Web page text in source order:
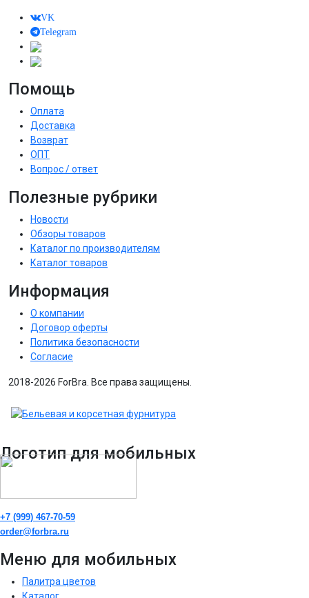
VK
Telegram
Помощь
Оплата
Доставка
Возврат
ОПТ
Вопрос / ответ
Полезные рубрики
Новости
Обзоры товаров
Каталог по производителям
Каталог товаров
Информация
О компании
Договор оферты
Политика безопасности
Согласие
2018-2026 ForBra. Все права защищены.
Логотип для мобильных
+7 (999) 467-70-59
order@forbra.ru
Меню для мобильных
Палитра цветов
Каталог